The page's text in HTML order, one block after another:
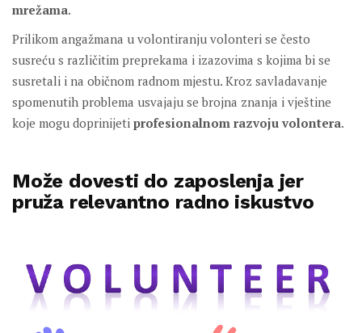
mrežama.
Prilikom angažmana u volontiranju volonteri se često
susreću s različitim preprekama i izazovima s kojima bi se
susretali i na običnom radnom mjestu. Kroz savladavanje
spomenutih problema usvajaju se brojna znanja i vještine
koje mogu doprinijeti profesionalnom razvoju volontera.
Može dovesti do zaposlenjajer
pruža relevantno radno iskustvo